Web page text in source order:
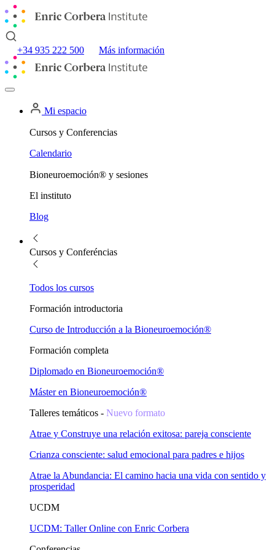
+34 935 222 500 Más información
Mi espacio
Cursos y Conferencias
Calendario
Bioneuroemoción® y sesiones
El instituto
Blog
Cursos y Conferéncias
Todos los cursos
Formación introductoria
Curso de Introducción a la Bioneuroemoción®
Formación completa
Diplomado en Bioneuroemoción®
Máster en Bioneuroemoción®
Talleres temáticos - Nuevo formato
Atrae y Construye una relación exitosa: pareja consciente
Crianza consciente: salud emocional para padres e hijos
Atrae la Abundancia: El camino hacia una vida con sentido y
prosperidad
UCDM
UCDM: Taller Online con Enric Corbera